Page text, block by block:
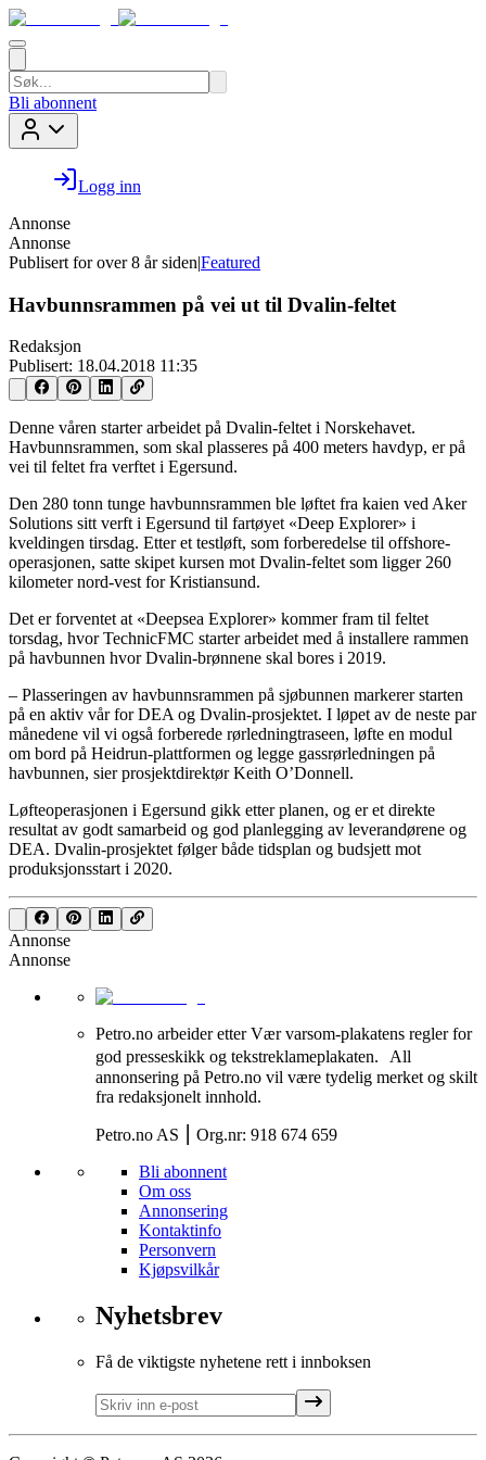
Bli abonnent
Logg inn
Annonse
Annonse
Publisert for over 8 år siden|Featured
Havbunnsrammen på vei ut til Dvalin-feltet
Redaksjon
Publisert: 18.04.2018 11:35
Denne våren starter arbeidet på Dvalin-feltet i Norskehavet.
Havbunnsrammen, som skal plasseres på 400 meters havdyp, er på
vei til feltet fra verftet i Egersund.
Den 280 tonn tunge havbunnsrammen ble løftet fra kaien ved Aker
Solutions sitt verft i Egersund til fartøyet «Deep Explorer» i
kveldingen tirsdag. Etter et testløft, som forberedelse til offshore-
operasjonen, satte skipet kursen mot Dvalin-feltet som ligger 260
kilometer nord-vest for Kristiansund.
Det er forventet at «Deepsea Explorer» kommer fram til feltet
torsdag, hvor TechnicFMC starter arbeidet med å installere rammen
på havbunnen hvor Dvalin-brønnene skal bores i 2019.
– Plasseringen av havbunnsrammen på sjøbunnen markerer starten
på en aktiv vår for DEA og Dvalin-prosjektet. I løpet av de neste par
månedene vil vi også forberede rørledningtraseen, løfte en modul
om bord på Heidrun-plattformen og legge gassrørledningen på
havbunnen, sier prosjektdirektør Keith O’Donnell.
Løfteoperasjonen i Egersund gikk etter planen, og er et direkte
resultat av godt samarbeid og god planlegging av leverandørene og
DEA. Dvalin-prosjektet følger både tidsplan og budsjett mot
produksjonsstart i 2020.
Annonse
Annonse
Petro.no arbeider etter Vær varsom-plakatens regler for
god presseskikk og tekstreklameplakaten. All
annonsering på Petro.no vil være tydelig merket og skilt
fra redaksjonelt innhold.
Petro.no AS ⎮ Org.nr: 918 674 659
Bli abonnent
Om oss
Annonsering
Kontaktinfo
Personvern
Kjøpsvilkår
Nyhetsbrev
Få de viktigste nyhetene rett i innboksen